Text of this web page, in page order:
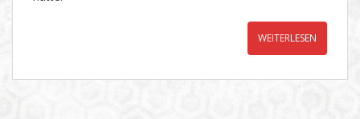
WEITERLESEN